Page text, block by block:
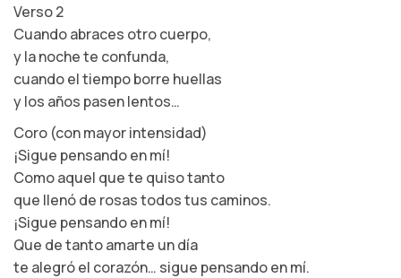
Verso 2
Cuando abraces otro cuerpo,
y la noche te confunda,
cuando el tiempo borre huellas
y los años pasen lentos…
Coro (con mayor intensidad)
¡Sigue pensando en mí!
Como aquel que te quiso tanto
que llenó de rosas todos tus caminos.
¡Sigue pensando en mí!
Que de tanto amarte un día
te alegró el corazón… sigue pensando en mí.